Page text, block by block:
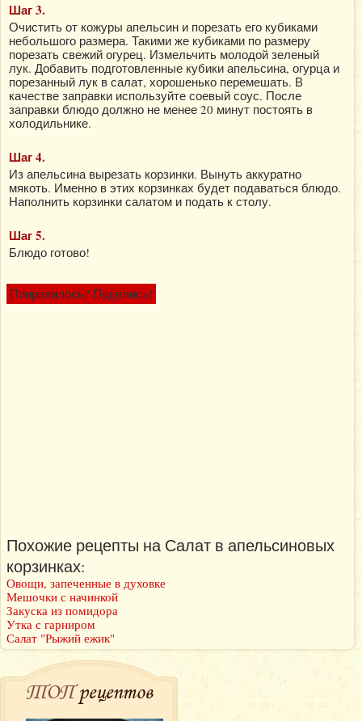
Шаг 3.
Очистить от кожуры апельсин и порезать его кубиками
небольшого размера. Такими же кубиками по размеру
порезать свежий огурец. Измельчить молодой зеленый
лук. Добавить подготовленные кубики апельсина, огурца и
порезанный лук в салат, хорошенько перемешать. В
качестве заправки используйте соевый соус. После
заправки блюдо должно не менее 20 минут постоять в
холодильнике.
Шаг 4.
Из апельсина вырезать корзинки. Вынуть аккуратно
мякоть. Именно в этих корзинках будет подаваться блюдо.
Наполнить корзинки салатом и подать к столу.
Шаг 5.
Блюдо готово!
Понравилось? Поделись!
Похожие рецепты на Салат в апельсиновых
корзинках:
Овощи, запеченные в духовке
Мешочки с начинкой
Закуска из помидора
Утка с гарниром
Салат "Рыжий ежик"
ТОПрецептов